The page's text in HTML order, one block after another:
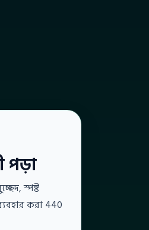
পড়া
স্পষ্ট
করা 440